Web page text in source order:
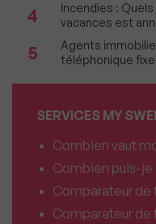
4
Incendies :
vacances est
5
Agents
téléphonique fixe
SERVICES MY
Combien vaut
Combien puis-je
Comparateur
Comparateur